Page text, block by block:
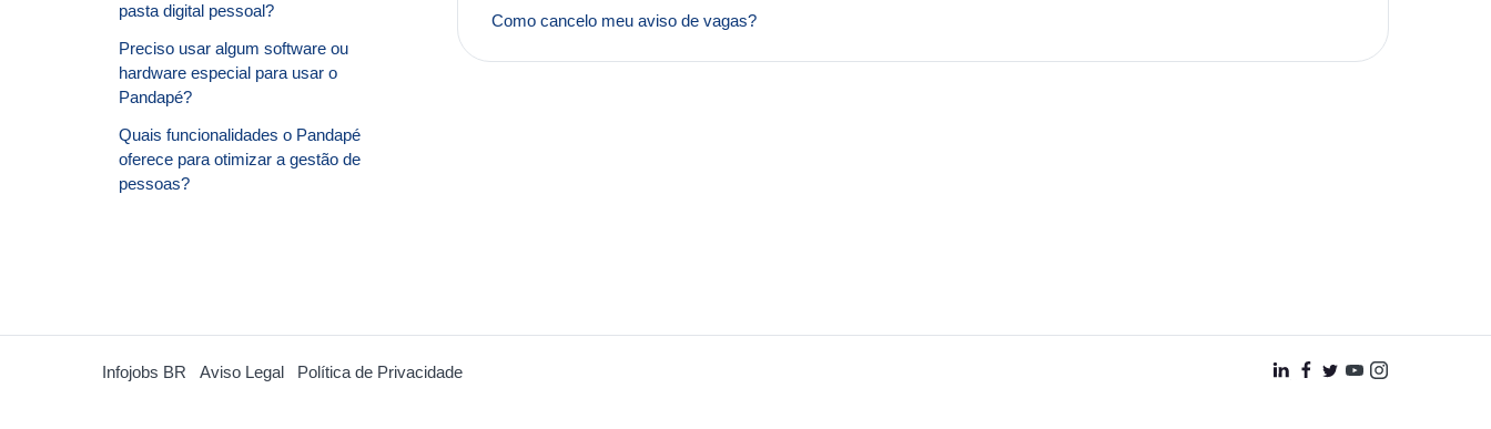
pasta digital pessoal?
Preciso usar algum software ou
hardware especial para usar o
Pandapé?
Quais funcionalidades o Pandapé
oferece para otimizar a gestão de
pessoas?
Como cancelo meu aviso de vagas?
Infojobs BR Aviso Legal Política de Privacidade